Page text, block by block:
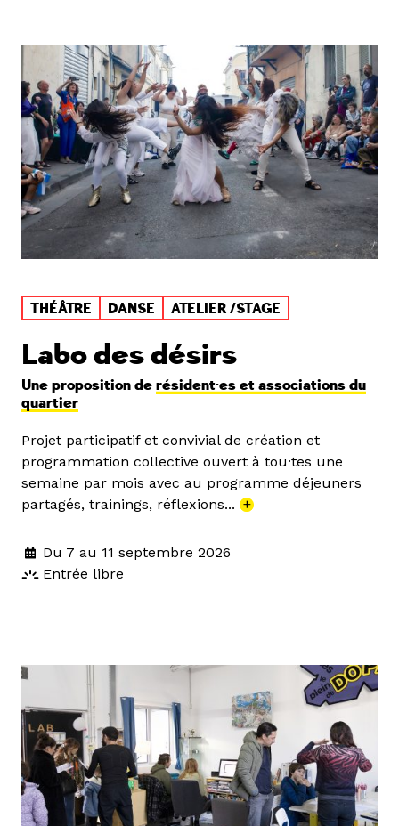
THÉÂTRE DANSE ATELIER /STAGE
Labo des désirs
Une proposition de résident·es et associations du
quartier
Projet participatif et convivial de création et
programmation collective ouvert à tou·tes une
semaine par mois avec au programme déjeuners
partagés, trainings, réflexions... +
Du 7 au 11 septembre 2026
Entrée libre